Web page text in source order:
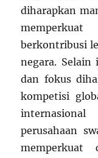
diharapkan
berkontribusi
negara.
dan fokus
kompetisi
perusahaan
memperkuat